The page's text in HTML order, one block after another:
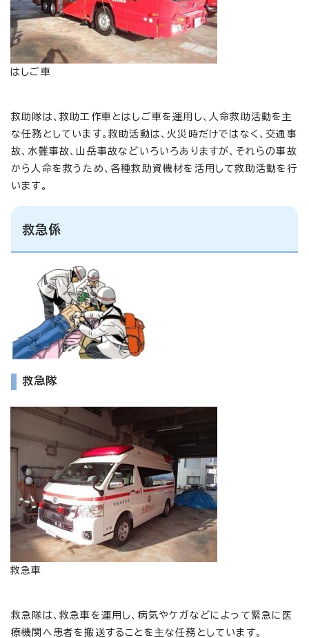
はしご車
救助隊は、救助工作車とはしご車を運用し、人命救助活動を主
な任務としています。救助活動は、火災時だけではなく、交通事
故、水難事故、山岳事故などいろいろありますが、それらの事故
から人命を救うため、各種救助資機材を活用して救助活動を行
います。
救急係
救急隊
救急車
救急隊は、救急車を運用し、病気やケガなどによって緊急に医
療機関へ患者を搬送することを主な任務としています。